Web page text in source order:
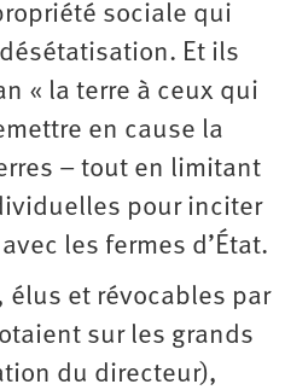
sociale qui
Et ils
« la terre à ceux qui
en cause la
– tout en limitant
pour inciter
les fermes d’État.
élus et révocables par
sur les grands
du directeur),